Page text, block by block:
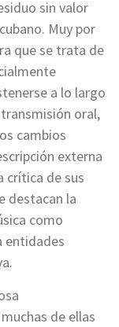
sin valor
Muy por
que se trata de
a lo largo
oral,
cambios
externa
crítica de sus
destacan la
como
entidades
de ellas